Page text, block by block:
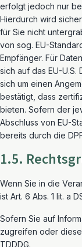
erfolgt jedoch nur
Hierdurch wird
für Sie nicht
von sog. EU-
Empfänger. Für
sich auf das EU-
sich um einen
bestätigt, dass
bieten. Sofern der
Abschluss von EU-
bereits durch die
1.5.
Wenn Sie in die
ist Art. 6 Abs. 1 lit. a
Sofern Sie auf
zugreifen oder
TDDDG.